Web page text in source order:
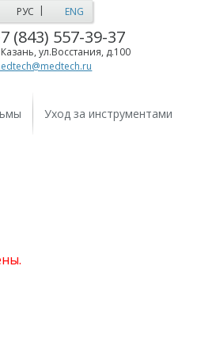
РУС | ENG
(843) 557-39-37
Казань, ул.Восстания, д.100
Уход за инструментами